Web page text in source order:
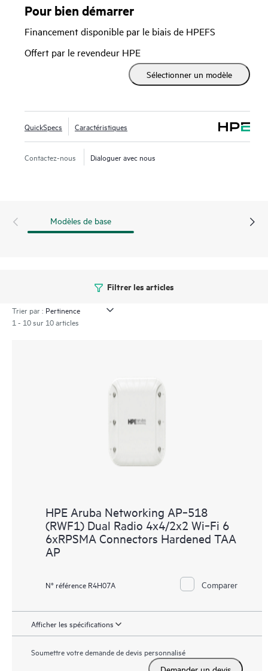
agrégées de 3 Gbit/s (HE80/HE40)) pour assurer haut débit
Les points d’accès renforcés HPE Aruba Networking
série 518 sont également conçus pour fournir des meilleures
expériences utilisateur en intégrant des technologies
essentielles d’optimisation Wi-Fi, permettant d’augmenter
Pour bien démarrer
Financement disponible par le biais de HPEFS
Offert par le revendeur HPE
Sélectionner un modèle
QuickSpecs Caractéristiques
Contactez-nous Dialoguer avec nous
Modèles de base
Filtrer les articles
Trier par :
1 - 10 sur 10 articles
HPE Aruba Networking AP‑518
(RWF1) Dual Radio 4x4/2x2 Wi‑Fi 6
6xRPSMA Connectors Hardened TAA
AP
N° référence R4H07A Comparer
Afficher les spécifications
Soumettre votre demande de devis personnalisé